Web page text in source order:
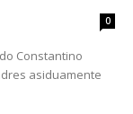
0
Constantino